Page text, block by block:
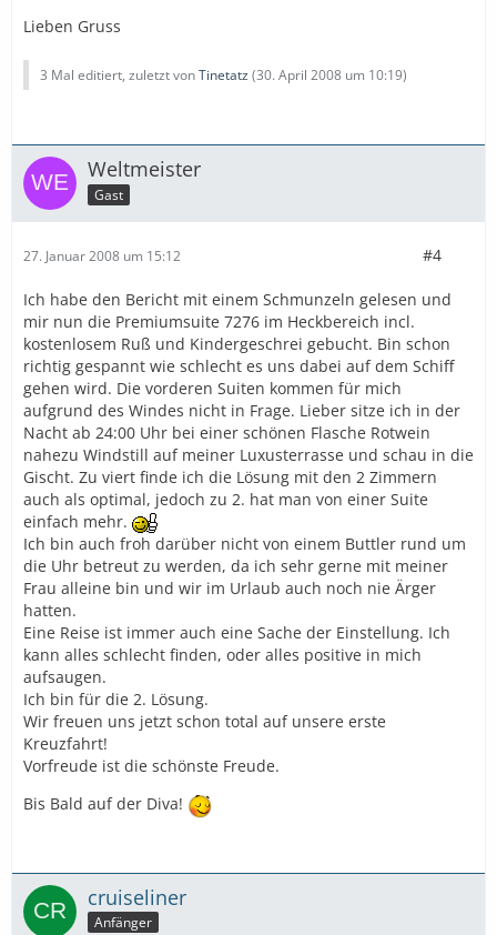
Lieben Gruss
3 Mal editiert, zuletzt vonTinetatz(30. April 2008 um 10:19)
Weltmeister
Gast
27. Januar 2008 um 15:12 #4
Ich habe den Bericht mit einem Schmunzeln gelesen und
mir nun die Premiumsuite 7276 im Heckbereich incl.
kostenlosem Ruß und Kindergeschrei gebucht. Bin schon
richtig gespannt wie schlecht es uns dabei auf dem Schiff
gehen wird. Die vorderen Suiten kommen für mich
aufgrund des Windes nicht in Frage. Lieber sitze ich in der
Nacht ab 24:00 Uhr bei einer schönen Flasche Rotwein
nahezu Windstill auf meiner Luxusterrasse und schau in die
Gischt. Zu viert finde ich die Lösung mit den 2 Zimmern
auch als optimal, jedoch zu 2. hat man von einer Suite
einfach mehr.
Ich bin auch froh darüber nicht von einem Buttler rund um
die Uhr betreut zu werden, da ich sehr gerne mit meiner
Frau alleine bin und wir im Urlaub auch noch nie Ärger
hatten.
Eine Reise ist immer auch eine Sache der Einstellung. Ich
kann alles schlecht finden, oder alles positive in mich
aufsaugen.
Ich bin für die 2. Lösung.
Wir freuen uns jetzt schon total auf unsere erste
Kreuzfahrt!
Vorfreude ist die schönste Freude.
Bis Bald auf der Diva!
cruiseliner
Anfänger